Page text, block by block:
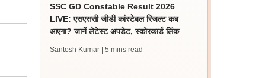
SSC GD Constable Result 2026
LIVE: एसएससी जीडी कांस्टेबल रिजल्ट कब
आएगा? जानें लेटेस्ट अपडेट, स्कोरकार्ड लिंक
Santosh Kumar | 5 mins read